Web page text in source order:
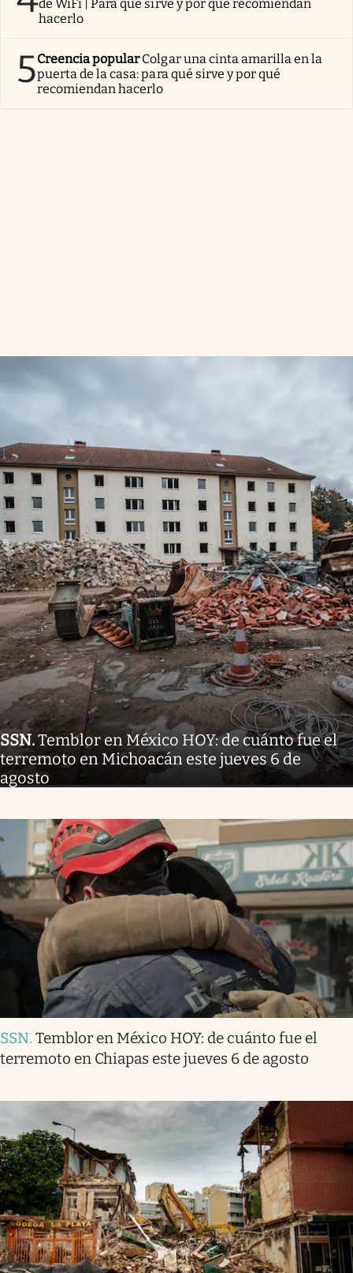
de WiFi | Para qué sirve y por qué recomiendan
hacerlo
5Creencia popularColgar una cinta amarilla en la
puerta de la casa: para qué sirve y por qué
recomiendan hacerlo
SSN.Temblor en México HOY: de cuánto fue el
terremoto en Michoacán este jueves 6 de
agosto
SSN. Temblor en México HOY: de cuánto fue el
terremoto en Chiapas este jueves 6 de agosto